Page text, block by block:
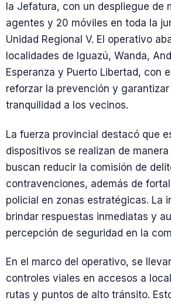
la Jefatura, con un despliegue de
agentes y 20 móviles en toda la
Unidad Regional V. El operativo
localidades de Iguazú, Wanda,
Esperanza y Puerto Libertad, con
reforzar la prevención y
tranquilidad a los vecinos.
La fuerza provincial destacó que
dispositivos se realizan de
buscan reducir la comisión de
contravenciones, además de
policial en zonas estratégicas. La
brindar respuestas inmediatas y
percepción de seguridad en la
En el marco del operativo, se
controles viales en accesos a
rutas y puntos de alto tránsito.